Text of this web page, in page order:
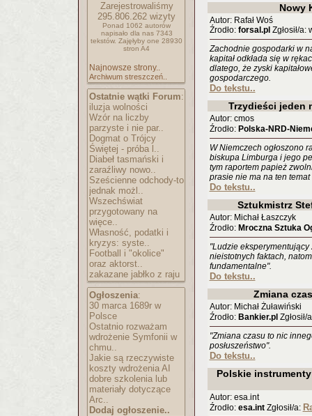
Zarejestrowaliśmy
295.806.262 wizyty
Ponad 1062 autorów
napisało dla nas 7343
tekstów. Zajęłyby one 28930
stron A4
Najnowsze strony..
Archiwum streszczeń..
Ostatnie wątki Forum:
iluzja wolności
Wzór na liczby
parzyste i nie par..
Dogmat o Trójcy
Świętej - próba l..
Diabeł tasmański i
zaraźliwy nowo..
Sześcienne odchody-to
jednak możl..
Wszechświat
przygotowany na
więce..
Własność, podatki i
kryzys: syste..
Football i "okolice"
oraz aktorst..
zakazane jabłko z raju
Ogłoszenia:
30 marca 1689r w
Polsce
Ostatnio rozważam
wdrożenie Symfonii w
chmu..
Jakie są rzeczywiste
koszty wdrożenia AI
dobre szkolenia lub
materiały dotyczące
Arc..
Dodaj ogłoszenie..
Nowy
Autor: Rafał Woś
Źrodło: forsal.pl Zgłosił/a:
Zachodnie gospodarki w
kapitał odkłada się w
dlatego, że zyski
gospodarczego.
Do tekstu..
Trzydieści jeden
Autor: cmos
Źrodło: Polska-NRD-
W Niemczech ogłoszono
biskupa Limburga i jego
tym raportem papież
prasie nie ma na ten temat
Do tekstu..
Sztukmistrz
Autor: Michał Łaszczyk
Źrodło: Mroczna Sztuka
"Ludzie
nieistotnych faktach,
fundamentalne".
Do tekstu..
Zmiana
Autor: Michał Żuławiński
Źrodło: Bankier.pl Zgłosił/
"Zmiana czasu to nic
posłuszeństwo".
Do tekstu..
Polskie
Autor: esa.int
Źrodło: esa.intZgłosił/a: